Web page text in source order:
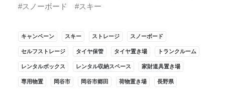
#スノーボード #スキー
キャンペーン スキー ストレージ スノーボード
セルフストレージ タイヤ保管 タイヤ置き場 トランクルーム
レンタルボックス レンタル収納スペース 家財道具置き場
専用物置 岡谷市 岡谷市郷田 荷物置き場 長野県